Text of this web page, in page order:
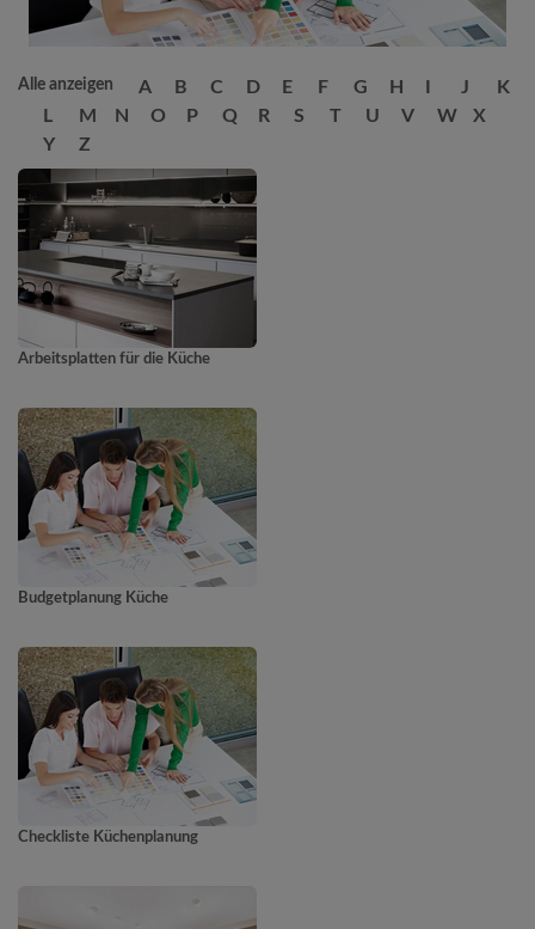
Alle anzeigen A B C D E F G H J
K
L
M N O P Q R S T U V W
X
Y
Z
Arbeitsplatten für die Küche
Budgetplanung Küche
Checkliste Küchenplanung